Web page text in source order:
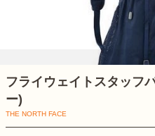
フライウェイトスタッフ
ー)
THE NORTH FACE